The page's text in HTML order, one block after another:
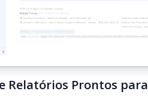
Relatórios Prontos para